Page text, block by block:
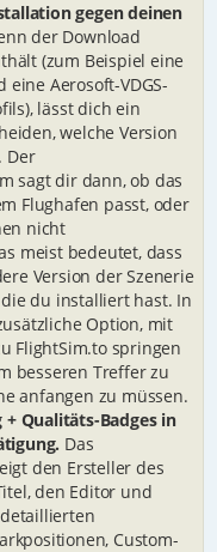
gegen deinen
der Download
(zum Beispiel eine
eine Aerosoft-VDGS-
lässt dich ein
welche Version
Der
sagt dir dann, ob das
Flughafen passt, oder
nicht
meist bedeutet, dass
Version der Szenerie
du installiert hast. In
Option, mit
FlightSim.to springen
besseren Treffer zu
anfangen zu müssen.
Qualitäts-Badges in
Das
den Ersteller des
den Editor und
Custom-